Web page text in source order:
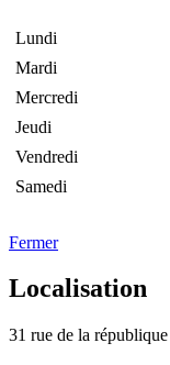
Lundi
Mardi
Mercredi
Jeudi
Vendredi
Samedi
Fermer
Localisation
31 rue de la